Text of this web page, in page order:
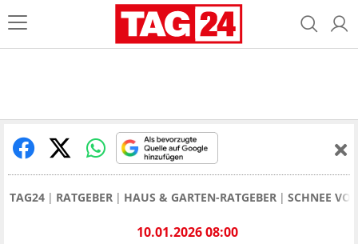
TAG24 RATGEBER HAUS & GARTEN-RATGEBER SCHNEE
10.01.2026 08:00